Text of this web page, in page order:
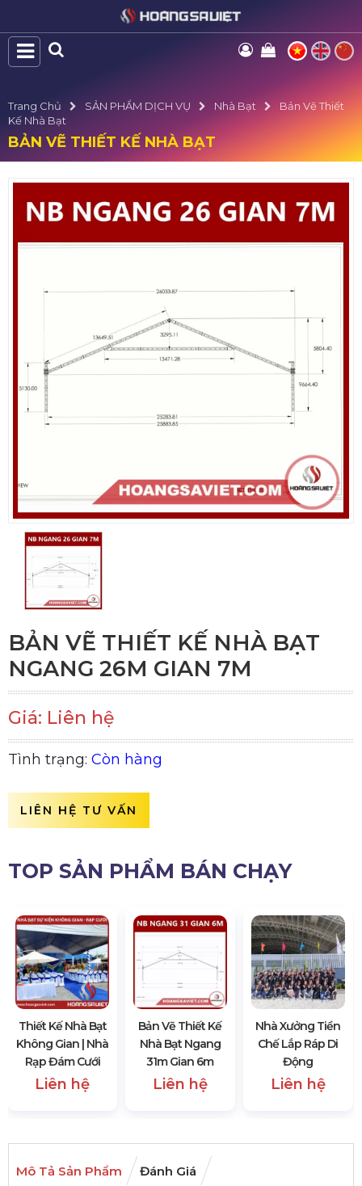
Trang Chủ SẢN PHẨM DỊCH VỤ Nhà Bạt
Bản Vẽ Thiết
Kế Nhà Bạt
BẢN VẼ THIẾT KẾ NHÀ BẠT
BẢN VẼ THIẾT KẾ NHÀ BẠT
NGANG 26M GIAN 7M
Giá: Liên hệ
Tình trạng: Còn hàng
LIÊN HỆ TƯ VẤN
TOP SẢN PHẨM BÁN CHẠY
Thiết Kế Nhà Bạt
Không Gian | Nhà
Rạp Đám Cưới
Liên hệ
Bản Vẽ Thiết Kế
Nhà Bạt Ngang
31m Gian 6m
Liên hệ
Nhà Xưởng Tiền
Chế Lắp Ráp Di
Động
Liên hệ
Mô Tả Sản Phẩm Đánh Giá